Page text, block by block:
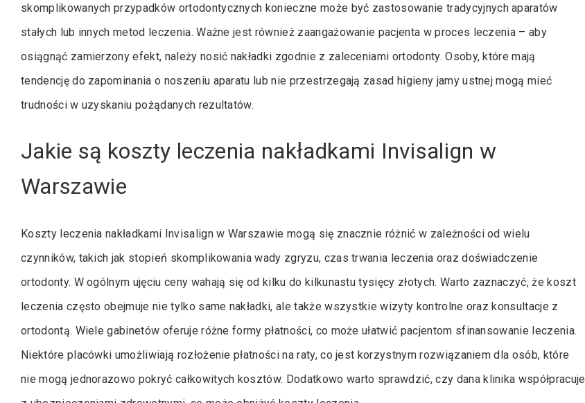
skomplikowanych przypadków ortodontycznych konieczne może być zastosowanie tradycyjnych aparatów
stałych lub innych metod leczenia. Ważne jest również zaangażowanie pacjenta w proces leczenia – aby
osiągnąć zamierzony efekt, należy nosić nakładki zgodnie z zaleceniami ortodonty. Osoby, które mają
tendencję do zapominania o noszeniu aparatu lub nie przestrzegają zasad higieny jamy ustnej mogą mieć
trudności w uzyskaniu pożądanych rezultatów.
Jakie są koszty leczenia nakładkami Invisalign w
Warszawie
Koszty leczenia nakładkami Invisalign w Warszawie mogą się znacznie różnić w zależności od wielu
czynników, takich jak stopień skomplikowania wady zgryzu, czas trwania leczenia oraz doświadczenie
ortodonty. W ogólnym ujęciu ceny wahają się od kilku do kilkunastu tysięcy złotych. Warto zaznaczyć, że koszt
leczenia często obejmuje nie tylko same nakładki, ale także wszystkie wizyty kontrolne oraz konsultacje z
ortodontą. Wiele gabinetów oferuje różne formy płatności, co może ułatwić pacjentom sfinansowanie leczenia.
Niektóre placówki umożliwiają rozłożenie płatności na raty, co jest korzystnym rozwiązaniem dla osób, które
nie mogą jednorazowo pokryć całkowitych kosztów. Dodatkowo warto sprawdzić, czy dana klinika współpracuje